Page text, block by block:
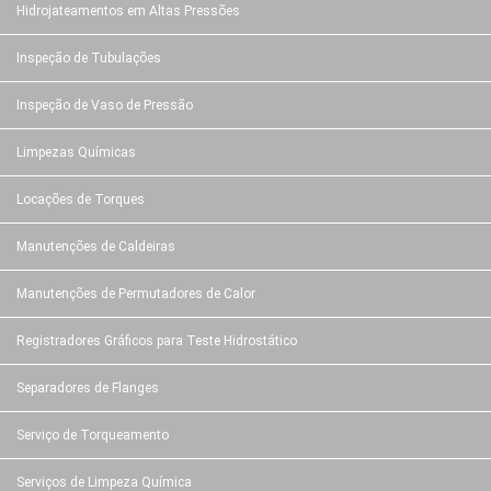
Hidrojateamentos em Altas Pressões
Inspeção de Tubulações
Inspeção de Vaso de Pressão
Limpezas Químicas
Locações de Torques
Manutenções de Caldeiras
Manutenções de Permutadores de Calor
Registradores Gráficos para Teste Hidrostático
Separadores de Flanges
Serviço de Torqueamento
Serviços de Limpeza Química